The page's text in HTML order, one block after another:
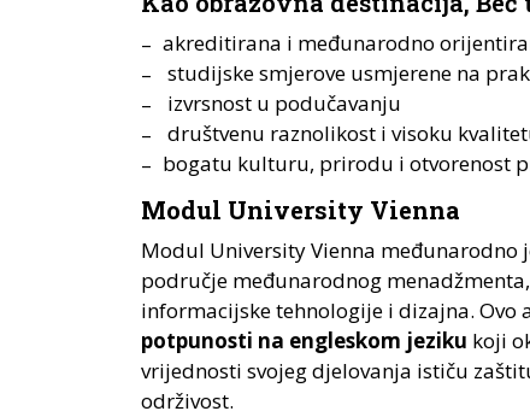
akreditirana i međunarodno
studijske smjerove usmjerene na
izvrsnost u podučavanju
društvenu raznolikost i visoku
bogatu kulturu, prirodu i otvorenost
Modul University Vienna
Modul University Vienna međunarodno
područje međunarodnog
informacijske tehnologije i dizajna. Ovo
potpunosti na engleskom jeziku koji
vrijednosti svojeg djelovanja ističu
održivost.